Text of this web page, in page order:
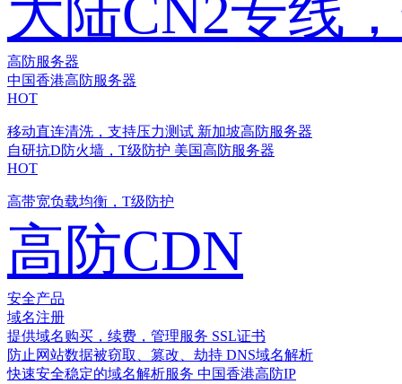
大陆CN2专线
高防服务器
中国香港高防服务器
HOT
移动直连清洗，支持压力测试 新加坡高防服务器
自研抗D防火墙，T级防护 美国高防服务器
HOT
高带宽负载均衡，T级防护
高防CDN
安全产品
域名注册
提供域名购买，续费，管理服务 SSL证书
防止网站数据被窃取、篡改、劫持 DNS域名解析
快速安全稳定的域名解析服务 中国香港高防IP